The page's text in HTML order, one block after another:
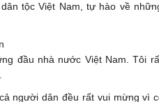
tộc Việt Nam, tự hào về
đầu nhà nước Việt Nam. Tôi
người dân đều rất vui mừng vì